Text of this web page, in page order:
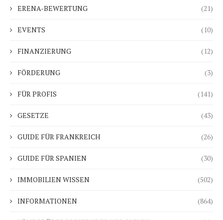
ERENA-BEWERTUNG (21)
EVENTS (10)
FINANZIERUNG (12)
FÖRDERUNG (3)
FÜR PROFIS (141)
GESETZE (43)
GUIDE FÜR FRANKREICH (26)
GUIDE FÜR SPANIEN (30)
IMMOBILIEN WISSEN (502)
INFORMATIONEN (864)